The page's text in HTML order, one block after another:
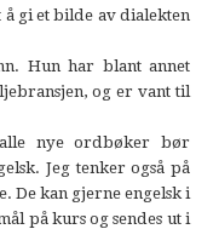
gi et bilde av dialekten
Hun har blant annet
og er vant til
nye ordbøker bør
Jeg tenker også på
De kan gjerne engelsk i
på kurs og sendes ut i